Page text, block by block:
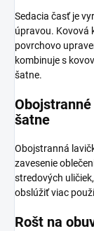
Sedacia časť je
úpravou. Kovová
povrchovo
kombinuje s
šatne.
šatne
Obojstranná
zavesenie
stredových
obslúžiť viac
Rošt na